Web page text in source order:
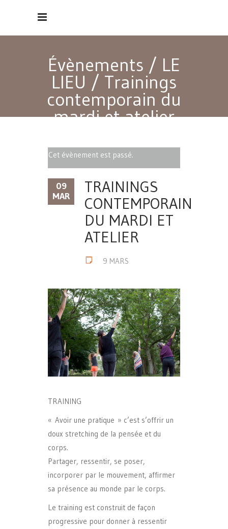
Évènements / LE
LIEU / Trainings
contemporain du
mardi et atelier
Cet évènement est passé.
09
MAR
TRAININGS
CONTEMPORAIN
DU MARDI ET
ATELIER
9 MARS
TRAINING
« Avoir une pratique » c’est s’offrir un
doux stretching de la pensée et du
corps.
Partager, ressentir, se poser,
incorporer par le mouvement, affirmer
sa présence au monde par le corps.
Le training est construit de façon
progressive pour donner à ressentir